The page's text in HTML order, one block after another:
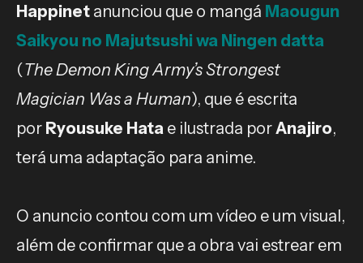
Happinet anunciou que o mangá Maougun
Saikyou no Majutsushi wa Ningen datta
(The Demon King Army’s Strongest
Magician Was a Human), que é escrita
por Ryousuke Hata e ilustrada porAnajiro,
terá uma adaptação para anime.
O anuncio contou com um vídeo e um visual,
além de confirmar que a obra vai estrear em